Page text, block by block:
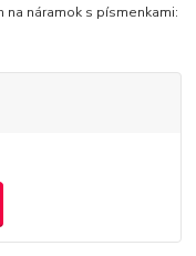
náramok s písmenkami: